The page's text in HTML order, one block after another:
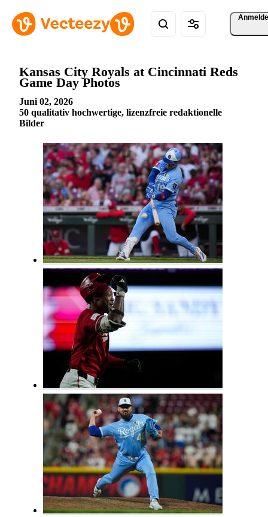
Kansas City Royals at Cincinnati Reds
Game Day Photos
Juni 02, 2026
50 qualitativ hochwertige, lizenzfreie redaktionelle
Bilder